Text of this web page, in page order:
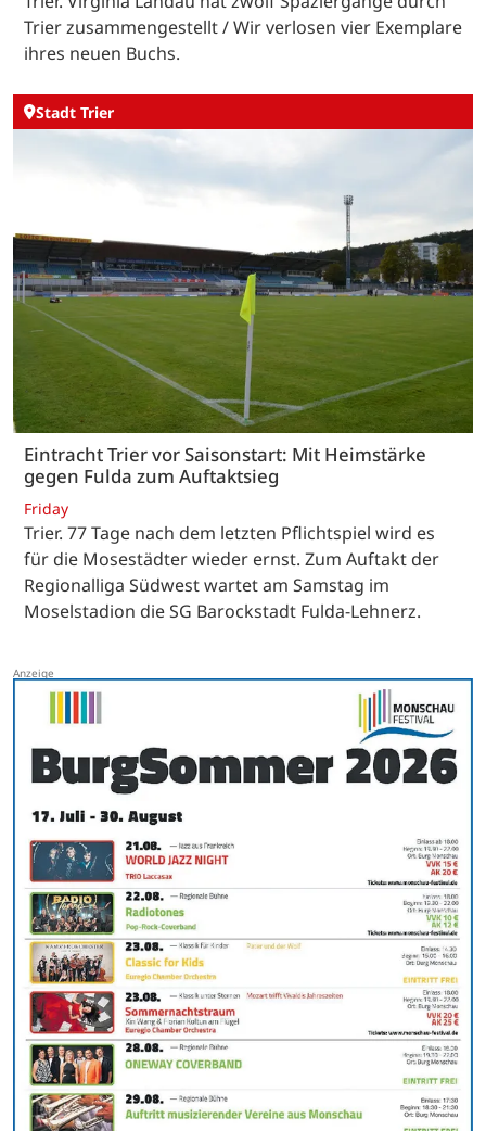
Trier zusammengestellt / Wir verlosen vier Exemplare
ihres neuen Buchs.
Stadt Trier
Eintracht Trier vor Saisonstart: Mit Heimstärke
gegen Fulda zum Auftaktsieg
Friday
Trier. 77 Tage nach dem letzten Pflichtspiel wird es
für die Mosestädter wieder ernst. Zum Auftakt der
Regionalliga Südwest wartet am Samstag im
Moselstadion die SG Barockstadt Fulda-Lehnerz.